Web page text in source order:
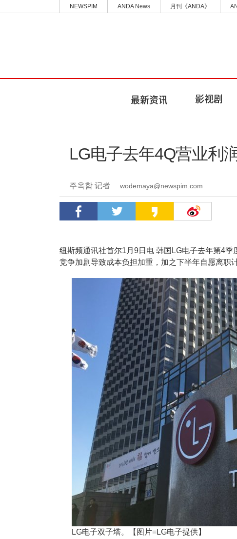
NEWSPIM ANDA News 月刊《ANDA》
LG电子去年4Q营业利
주옥함 记者 wodemaya@newspim.com
纽斯频通讯社首尔1月9日电 韩国LG电子去年第4季
竞争加剧导致成本负担加重，加之下半年自愿离职
LG电子双子塔。【图片=LG电子提供】